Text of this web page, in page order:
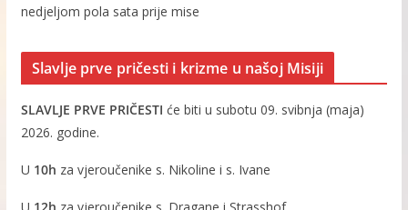
nedjeljom pola sata prije mise
Slavlje prve pričesti i krizme u našoj Misiji
SLAVLJE PRVE PRIČESTI će biti u subotu 09. svibnja (maja)
2026. godine.
U 10h za vjeroučenike s. Nikoline i s. Ivane